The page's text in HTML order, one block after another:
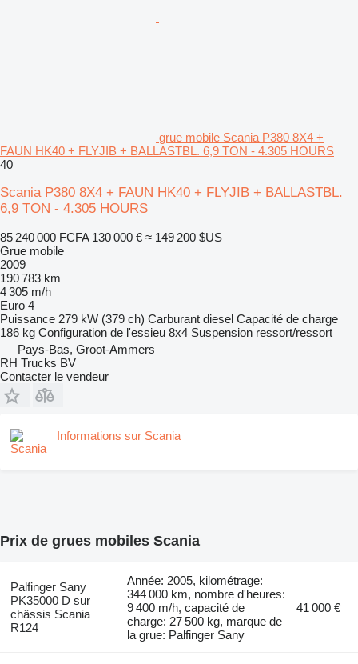
grue mobile Scania P380 8X4 +
FAUN HK40 + FLYJIB + BALLASTBL. 6,9 TON - 4.305 HOURS
40
Scania P380 8X4 + FAUN HK40 + FLYJIB + BALLASTBL.
6,9 TON - 4.305 HOURS
85 240 000 FCFA 130 000 € ≈ 149 200 $US
Grue mobile
2009
190 783 km
4 305 m/h
Euro 4
Puissance 279 kW (379 ch) Carburant diesel Capacité de charge
186 kg Configuration de l'essieu 8x4 Suspension ressort/ressort
Pays-Bas, Groot-Ammers
RH Trucks BV
Contacter le vendeur
Informations sur Scania
Prix de grues mobiles Scania
Palfinger Sany
PK35000 D sur
châssis Scania
R124
Année: 2005, kilométrage:
344 000 km, nombre d'heures:
9 400 m/h, capacité de
charge: 27 500 kg, marque de
la grue: Palfinger Sany
41 000 €